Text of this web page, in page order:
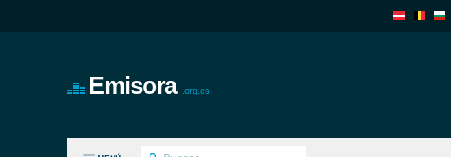
Emisora .org.es